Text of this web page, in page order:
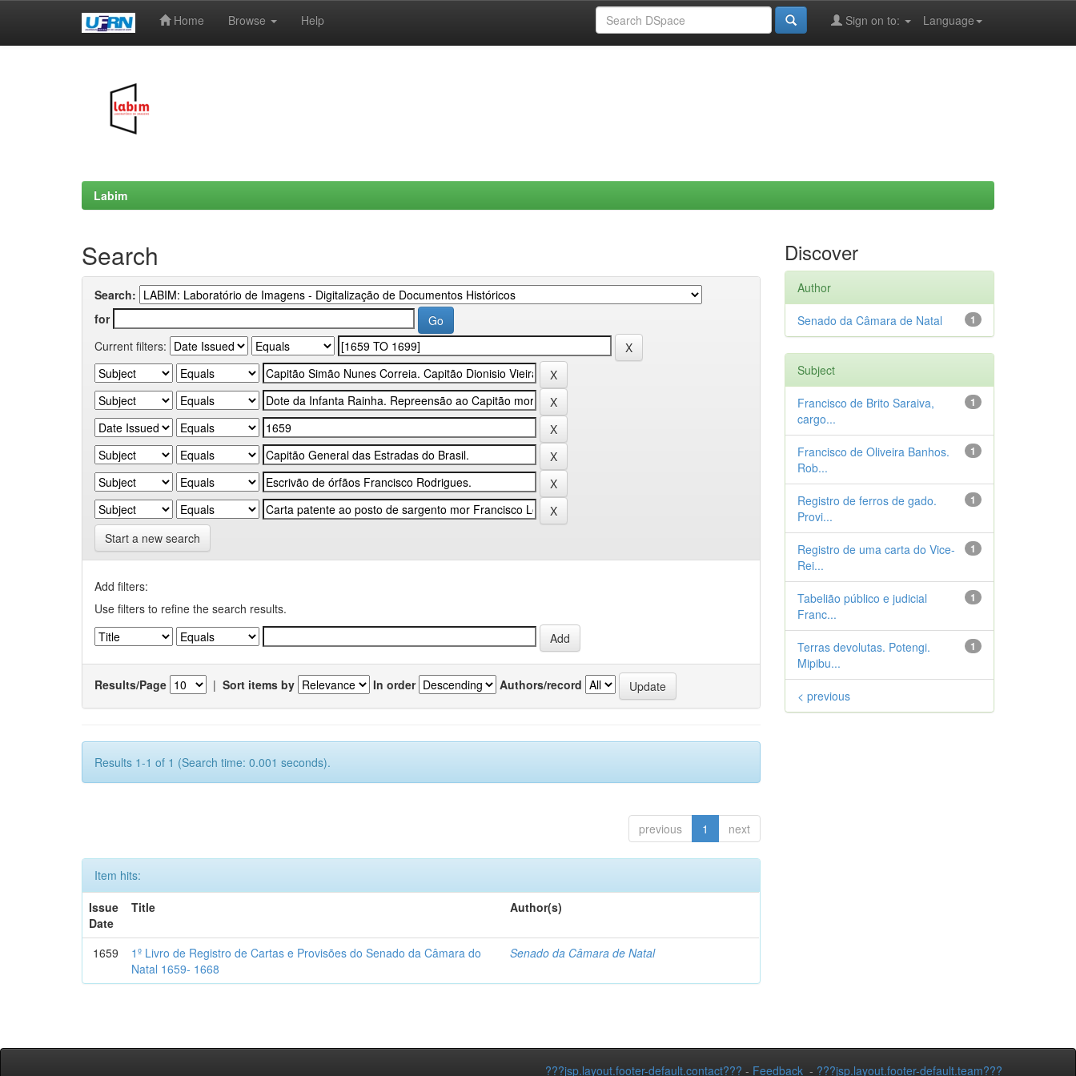
Home Browse Help Language
Sign on to:
Labim
Search
Search:
for
Current filters:
Start a new search
Add filters:
Use filters to refine the search results.
Results/Page | Sort items by In order Authors/record
Results 1-1 of 1 (Search time: 0.001 seconds).
previous 1 next
Item hits:
Issue
Date
Title Author(s)
1659
1º Livro de Registro de Cartas e Provisões do Senado da Câmara do
Natal 1659- 1668
Senado da Câmara de Natal
Discover
Author
1
Senado da Câmara de Natal
Subject
1
Francisco de Brito Saraiva,
cargo...
1
Francisco de Oliveira Banhos.
Rob...
1
Registro de ferros de gado.
Provi...
1
Registro de uma carta do Vice-
Rei...
1
Tabelião público e judicial
Franc...
1
Terras devolutas. Potengi.
Mipibu...
< previous
???jsp.layout.footer-default.contact??? - Feedback - ???jsp.layout.footer-default.team???